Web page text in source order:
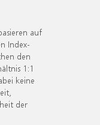
auf
Index-
den
1:1
keine
der